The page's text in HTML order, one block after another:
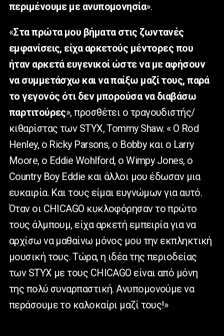
περιμένουμε με ανυπομονησία».
«Στα πρώτα μου βήματα στις ζωντανές
εμφανίσεις, είχα αρκετούς μέντορες που
ήταν αρκετά ευγενικοί ώστε να με αφήσουν
να συμμετάσχω και να παίξω μαζί τους, παρά
το γεγονός ότι δεν μπορούσα να διαβάσω
παρτιτούρες», προσθέτει ο τραγουδιστής/
κιθαρίστας των STYX, Tommy Shaw. « Ο Rod
Henley, ο Ricky Parsons, ο Bobby και ο Larry
Moore, ο Eddie Wohlford, ο Wimpy Jones, ο
Country Boy Eddie και άλλοι μου έδωσαν μια
ευκαιρία. Και τους είμαι ευγνώμων για αυτό.
Όταν οι CHICAGO κυκλοφόρησαν το πρώτο
τους άλμπουμ, είχα αρκετή εμπειρία για να
αρχίσω να μαθαίνω μόνος μου την εκπληκτική
μουσική τους. Τώρα, η ιδέα της περιοδείας
των STYX με τους CHICAGO είναι από μόνη
της πολύ συναρπαστική. Ανυπομονούμε να
περάσουμε το καλοκαίρι μαζί τους!»